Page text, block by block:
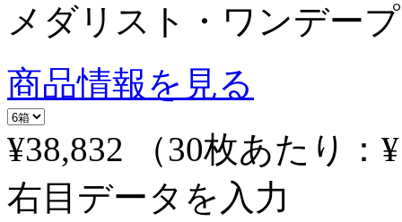
メダリスト・ワンデー
商品情報を見る
¥38,832
（30枚あたり：
右目データを入力